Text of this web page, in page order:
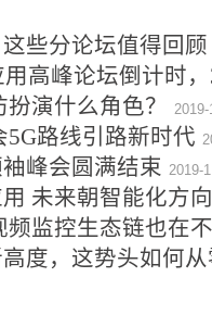
些分论坛值得回顾
高峰论坛倒计时
演什么角色？ 2019-
路线引路新时代
峰会圆满结束 2019-
未来朝智能化方
频监控生态链也在
度，这势头如何